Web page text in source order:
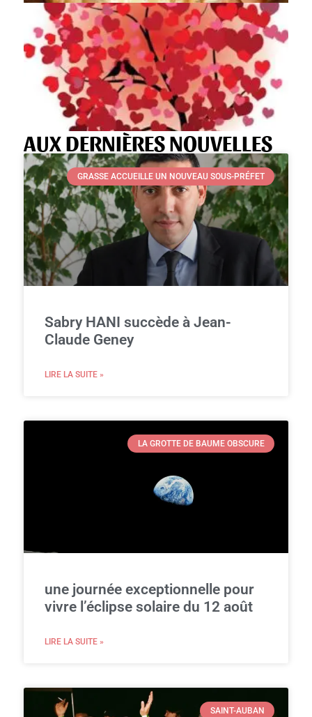
Le saint du jour
AUX DERNIÈRES NOUVELLES
GRASSE ACCUEILLE UN NOUVEAU SOUS-PRÉFET
Sabry HANI succède à Jean-
Claude Geney
LIRE LA SUITE »
LA GROTTE DE BAUME OBSCURE
une journée exceptionnelle pour
vivre l’éclipse solaire du 12 août
LIRE LA SUITE »
SAINT-AUBAN